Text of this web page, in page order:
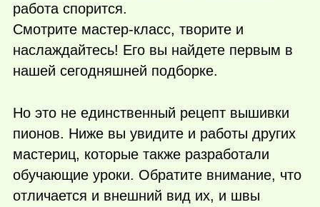
работа спорится.
Смотрите мастер-класс, творите и
наслаждайтесь! Его вы найдете первым в
нашей сегодняшней подборке.
Но это не единственный рецепт вышивки
пионов. Ниже вы увидите и работы других
мастериц, которые также разработали
обучающие уроки. Обратите внимание, что
отличается и внешний вид их, и швы